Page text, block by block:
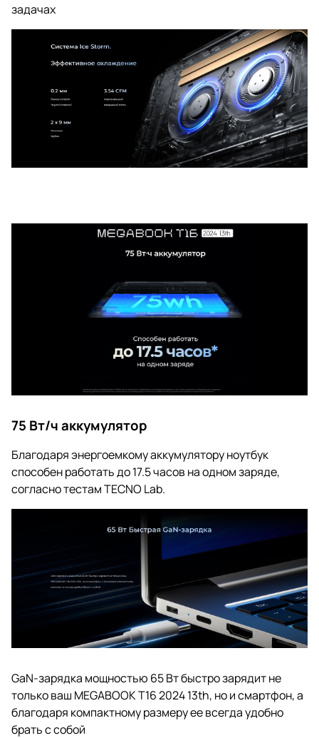
задачах
75 Вт/ч аккумулятор
Благодаря энергоемкому аккумулятору ноутбук
способен работать до 17.5 часов на одном заряде,
согласно тестам TECNO Lab.
GaN-зарядка мощностью 65 Вт быстро зарядит не
только ваш MEGABOOK T16 2024 13th, но и смартфон, а
благодаря компактному размеру ее всегда удобно
брать с собой